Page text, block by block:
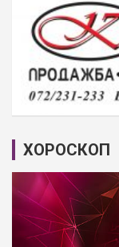
ХОРОСКОП